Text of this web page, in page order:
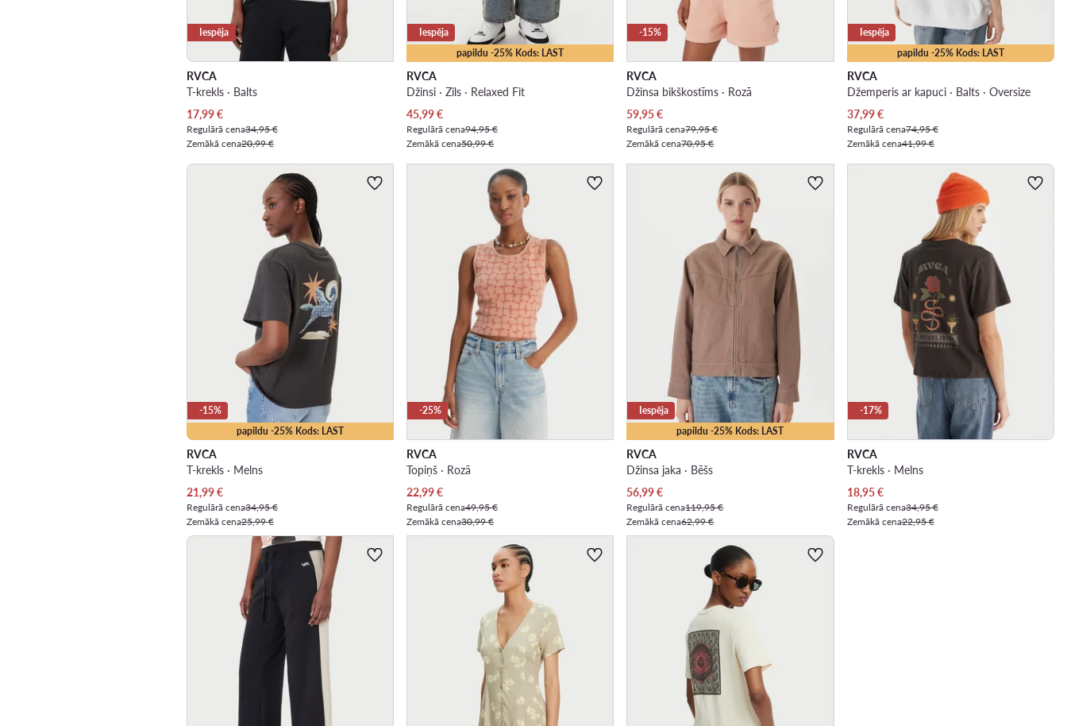
Iespēja
RVCA
T-krekls · Balts
Pašreizējā cena
17,99€
Regulārā cena34,95 €
Zemākā cena20,99 €
papildu -25% Kods: LAST
Iespēja
RVCA
Džinsi · Zils · Relaxed Fit
Pašreizējā cena
45,99€
Regulārā cena94,95 €
Zemākā cena50,99 €
-15%
RVCA
Džinsa bikškostīms · Rozā
Pašreizējā cena
59,95€
Regulārā cena79,95 €
Zemākā cena70,95 €
papildu -25% Kods: LAST
Iespēja
RVCA
Džemperis ar kapuci · Balts · Oversize
Pašreizējā cena
37,99€
Regulārā cena74,95 €
Zemākā cena41,99 €
papildu -25% Kods: LAST
-15%
RVCA
T-krekls · Melns
Pašreizējā cena
21,99€
Regulārā cena34,95 €
Zemākā cena25,99 €
-25%
RVCA
Topiņš · Rozā
Pašreizējā cena
22,99€
Regulārā cena49,95 €
Zemākā cena30,99 €
papildu -25% Kods: LAST
Iespēja
RVCA
Džinsa jaka · Bēšs
Pašreizējā cena
56,99€
Regulārā cena119,95 €
Zemākā cena62,99 €
-17%
RVCA
T-krekls · Melns
Pašreizējā cena
18,95€
Regulārā cena34,95 €
Zemākā cena22,95 €